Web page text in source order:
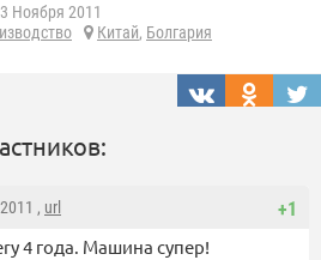
Ноября 2011
Китай, Болгария
+1
, url
4 года. Машина супер!